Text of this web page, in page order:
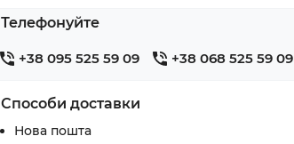
Телефонуйте
+38 095 525 59 09 +38 068 525 59 09
Способи доставки
Нова пошта